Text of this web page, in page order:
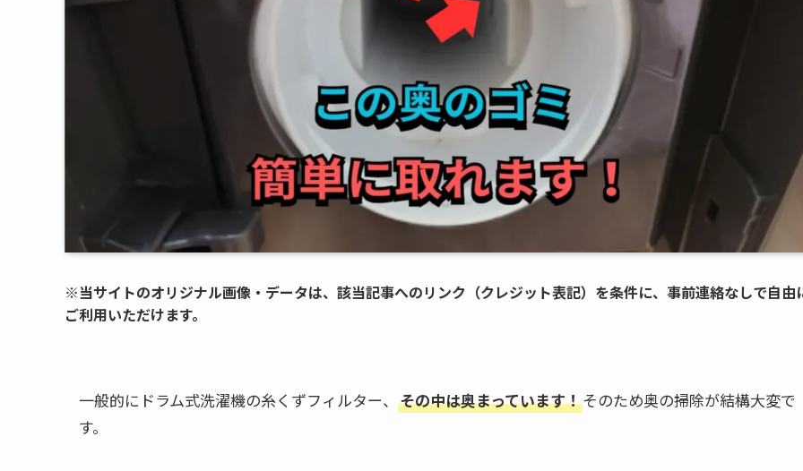
※当サイトのオリジナル画像・データは、該当記事へのリンク（クレジット表記）を条件に、事前連絡なしで自由
ご利用いただけます。
一般的にドラム式洗濯機の糸くずフィルター、 その中は奥まっています！そのため奥の掃除が結構大変で
す。